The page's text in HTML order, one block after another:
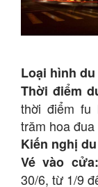
Loại hình
Thời điểm
thời điểm fu
trăm hoa đua
Kiến nghị
Vé vào cửa:
30/6, từ 1/9